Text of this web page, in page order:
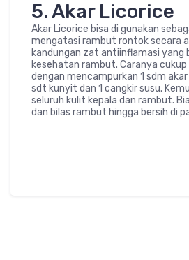
5. Akar Licorice
Akar Licorice bisa di gunakan
mengatasi rambut rontok secara
kandungan zat antiinflamasi yang
kesehatan rambut. Caranya
dengan mencampurkan 1 sdm
sdt kunyit dan 1 cangkir susu.
seluruh kulit kepala dan rambut.
dan bilas rambut hingga bersih di